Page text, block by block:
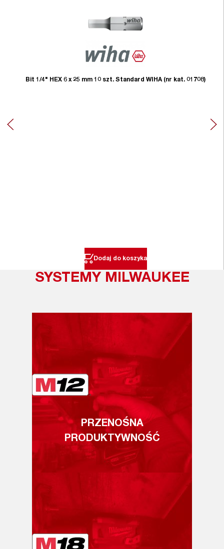
Bit 1/4" HEX 6 x 25 mm 10 szt. Standard WIHA (nr kat. 01708)
Dodaj do koszyka
SYSTEMY MILWAUKEE
PRZENOŚNA
PRODUKTYWNOŚĆ